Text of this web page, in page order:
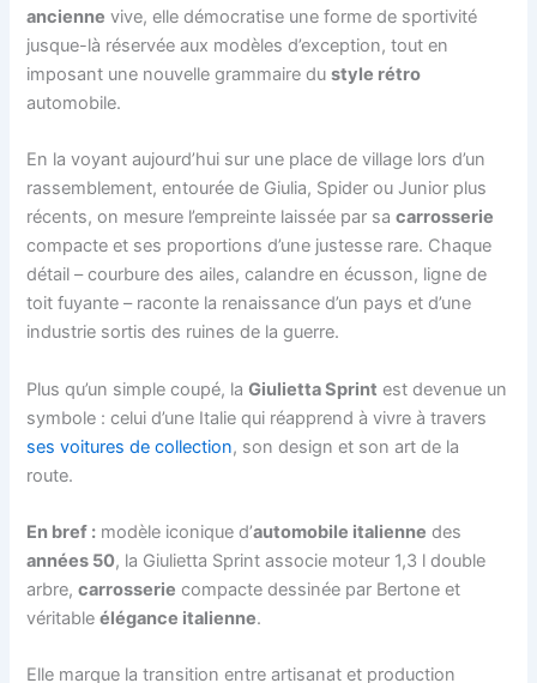
ancienne vive, elle démocratise une forme de sportivité
jusque-là réservée aux modèles d’exception, tout en
imposant une nouvelle grammaire dustyle rétro
automobile.
En la voyant aujourd’hui sur une place de village lors d’un
rassemblement, entourée de Giulia, Spider ou Junior plus
récents, on mesure l’empreinte laissée par sacarrosserie
compacte et ses proportions d’une justesse rare. Chaque
détail – courbure des ailes, calandre en écusson, ligne de
toit fuyante – raconte la renaissance d’un pays et d’une
industrie sortis des ruines de la guerre.
Plus qu’un simple coupé, laGiulietta Sprint est devenue un
symbole : celui d’une Italie qui réapprend à vivre à travers
ses voitures de collection, son design et son art de la
route.
En bref : modèle iconique d’automobile italienne des
années 50, la Giulietta Sprint associe moteur 1,3 l double
arbre,carrosserie compacte dessinée par Bertone et
véritableélégance italienne.
Elle marque la transition entre artisanat et production